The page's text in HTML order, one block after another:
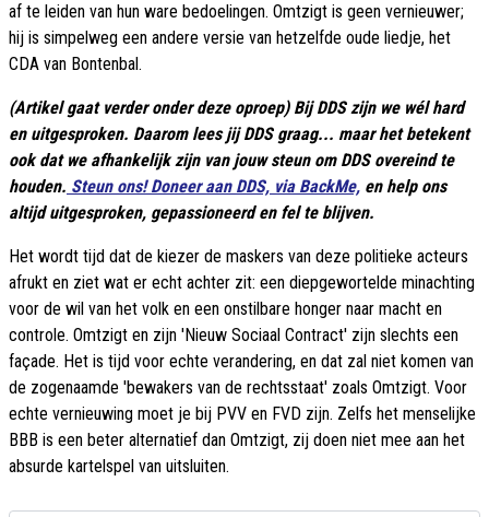
af te leiden van hun ware bedoelingen. Omtzigt is geen vernieuwer;
hij is simpelweg een andere versie van hetzelfde oude liedje, het
CDA van Bontenbal.
(Artikel gaat verder onder deze oproep) Bij DDS zijn we wél hard
en uitgesproken. Daarom lees jij DDS graag... maar het betekent
ook dat we afhankelijk zijn van jouw steun om DDS overeind te
houden. Steun ons! Doneer aan DDS, via BackMe, en help ons
altijd uitgesproken, gepassioneerd en fel te blijven.
Het wordt tijd dat de kiezer de maskers van deze politieke acteurs
afrukt en ziet wat er echt achter zit: een diepgewortelde minachting
voor de wil van het volk en een onstilbare honger naar macht en
controle. Omtzigt en zijn 'Nieuw Sociaal Contract' zijn slechts een
façade. Het is tijd voor echte verandering, en dat zal niet komen van
de zogenaamde 'bewakers van de rechtsstaat' zoals Omtzigt. Voor
echte vernieuwing moet je bij PVV en FVD zijn. Zelfs het menselijke
BBB is een beter alternatief dan Omtzigt, zij doen niet mee aan het
absurde kartelspel van uitsluiten.